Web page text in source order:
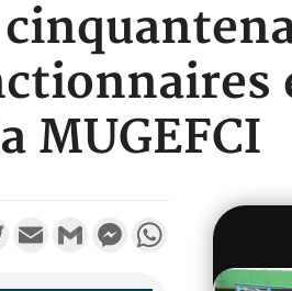
MUGEFCI
TwitterEmail Gmail MessengerWhatsApp